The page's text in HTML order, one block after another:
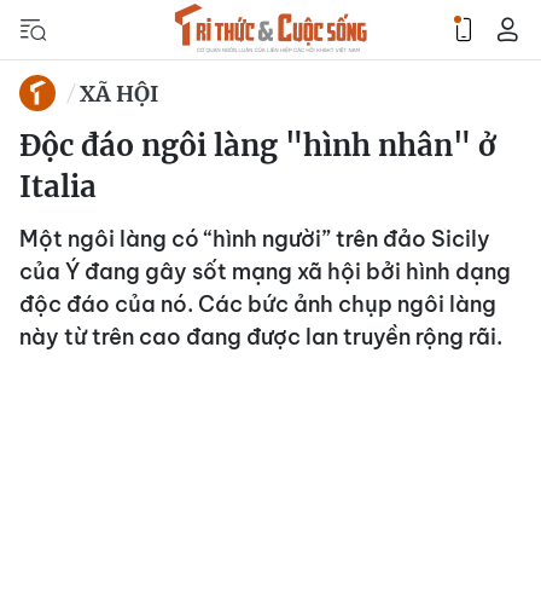
XÃ HỘI
Độc đáo ngôi làng "hình nhân" ở
Italia
Một ngôi làng có “hình người” trên đảo Sicily
của Ý đang gây sốt mạng xã hội bởi hình dạng
độc đáo của nó. Các bức ảnh chụp ngôi làng
này từ trên cao đang được lan truyền rộng rãi.